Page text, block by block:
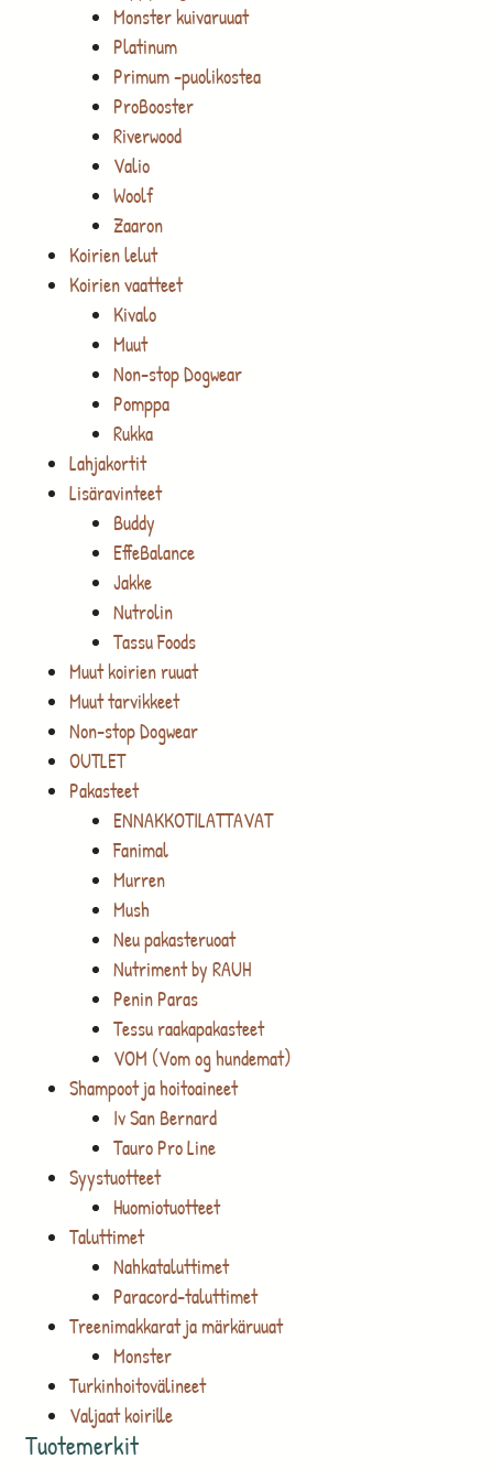
Monster kuivaruuat
Platinum
Primum -puolikostea
ProBooster
Riverwood
Valio
Woolf
Zaaron
Koirien lelut
Koirien vaatteet
Kivalo
Muut
Non-stop Dogwear
Pomppa
Rukka
Lahjakortit
Lisäravinteet
Buddy
EffeBalance
Jakke
Nutrolin
Tassu Foods
Muut koirien ruuat
Muut tarvikkeet
Non-stop Dogwear
OUTLET
Pakasteet
ENNAKKOTILATTAVAT
Fanimal
Murren
Mush
Neu pakasteruoat
Nutriment by RAUH
Penin Paras
Tessu raakapakasteet
VOM (Vom og hundemat)
Shampoot ja hoitoaineet
Iv San Bernard
Tauro Pro Line
Syystuotteet
Huomiotuotteet
Taluttimet
Nahkataluttimet
Paracord-taluttimet
Treenimakkarat ja märkäruuat
Monster
Turkinhoitovälineet
Valjaat koirille
Tuotemerkit